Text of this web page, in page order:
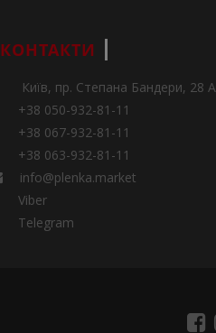
КОНТАКТИ
Київ, пр. Степана Бандери, 28 А
+38 050-932-81-11
+38 067-932-81-11
+38 063-932-81-11
info@plenka.market
Viber
Telegram